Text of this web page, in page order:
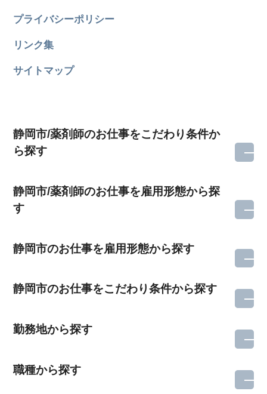
プライバシーポリシー
リンク集
サイトマップ
静岡市/薬剤師のお仕事をこだわり条件か
ら探す
静岡市/薬剤師のお仕事を雇用形態から探
す
静岡市のお仕事を雇用形態から探す
静岡市のお仕事をこだわり条件から探す
勤務地から探す
職種から探す